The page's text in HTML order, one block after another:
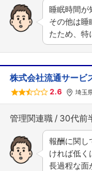
睡眠時間が
その他は睡
たため、
株式会社流通サービ
2.6 埼玉
管理関連職 30代前
報酬に関し
ければ低く
長過程な面